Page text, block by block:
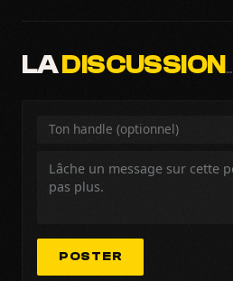
LADISCUSSION…
POSTER